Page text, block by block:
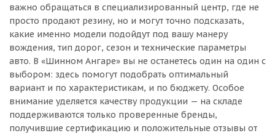
важно обращаться в специализированный центр, где не
просто продают резину, но и могут точно подсказать,
какие именно модели подойдут под вашу манеру
вождения, тип дорог, сезон и технические параметры
авто. В «Шинном Ангаре» вы не останетесь один на один с
выбором: здесь помогут подобрать оптимальный
вариант и по характеристикам, и по бюджету. Особое
внимание уделяется качеству продукции — на складе
поддерживаются только проверенные бренды,
получившие сертификацию и положительные отзывы от